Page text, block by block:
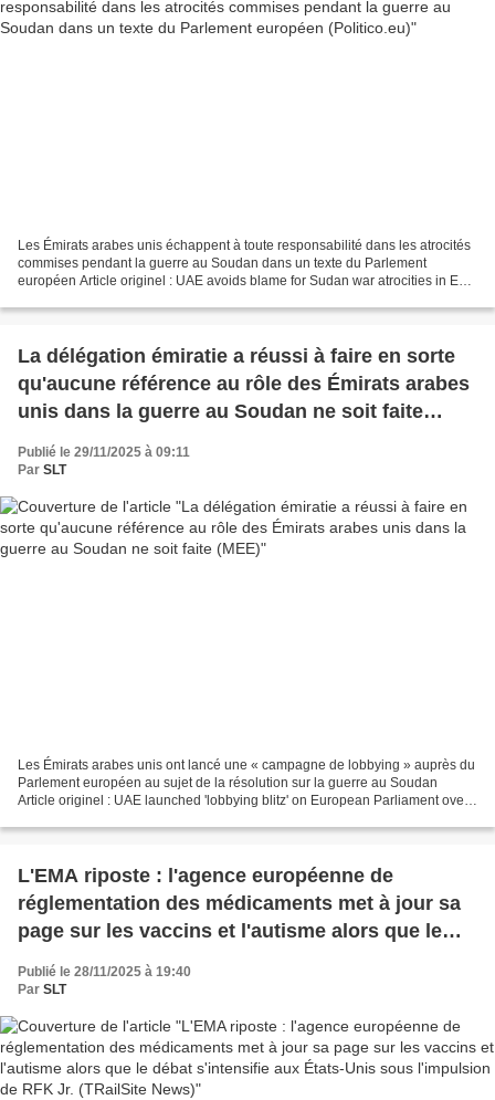
Les Émirats arabes unis échappent à toute responsabilité dans les atrocités
commises pendant la guerre au Soudan dans un texte du Parlement
européen Article originel : UAE avoids blame for Sudan war atrocities in EU
---...
La délégation émiratie a réussi à faire en sorte
qu'aucune référence au rôle des Émirats arabes
unis dans la guerre au Soudan ne soit faite
Publié le 29/11/2025 à 09:11
Par SLT
Les Émirats arabes unis ont lancé une « campagne de lobbying » auprès du
Parlement européen au sujet de la résolution sur la guerre au Soudan
Article originel : UAE launched 'lobbying blitz' on European Parliament over
L'EMA riposte : l'agence européenne de
réglementation des médicaments met à jour sa
page sur les vaccins et l'autisme alors que le
débat s'intensifie aux États-Unis sous
l'impulsion de RFK Jr. (TRailSite News)
Publié le 28/11/2025 à 19:40
Par SLT